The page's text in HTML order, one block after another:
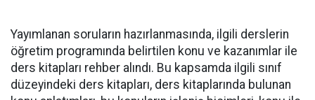
Yayımlanan soruların hazırlanmasında, ilgili derslerin
öğretim programında belirtilen konu ve kazanımlar ile
ders kitapları rehber alındı. Bu kapsamda ilgili sınıf
düzeyindeki ders kitapları, ders kitaplarında bulunan